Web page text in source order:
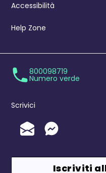
Accessibilità
Help Zone
800098719
Numero verde
Scrivici
Invia un'Email
Messenger
Iscriviti